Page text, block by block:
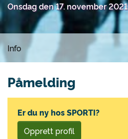
Onsdag den 17. november 2021
Info
Påmelding
Er du ny hos SPORTI?
Opprett profil